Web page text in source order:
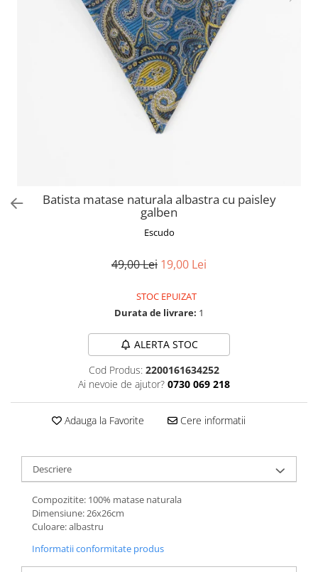
Batista matase naturala albastra cu paisley
galben
Escudo
49,00 Lei 19,00 Lei
STOC EPUIZAT
Durata de livrare: 1
ALERTA STOC
Cod Produs: 2200161634252
Ai nevoie de ajutor? 0730 069 218
Adauga la Favorite Cere informatii
Descriere
Compozitite: 100% matase naturala
Dimensiune: 26x26cm
Culoare: albastru
Informatii conformitate produs